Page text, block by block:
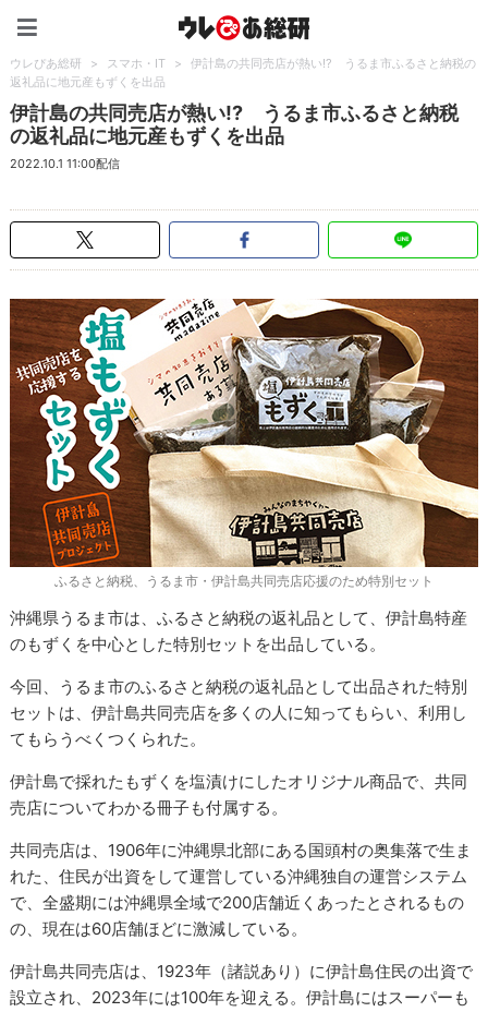
ウレぴあ総研 > スマホ・IT >
伊計島の共同売店が熱い!? うるま市ふるさと納税の
返礼品に地元産もずくを出品
伊計島の共同売店が熱い!? うるま市ふるさと納税
の返礼品に地元産もずくを出品
2022.10.1 11:00配信
ふるさと納税、うるま市・伊計島共同売店応援のため特別セット
沖縄県うるま市は、ふるさと納税の返礼品として、伊計島特産
のもずくを中心とした特別セットを出品している。
今回、うるま市のふるさと納税の返礼品として出品された特別
セットは、伊計島共同売店を多くの人に知ってもらい、利用し
てもらうべくつくられた。
伊計島で採れたもずくを塩漬けにしたオリジナル商品で、共同
売店についてわかる冊子も付属する。
共同売店は、1906年に沖縄県北部にある国頭村の奥集落で生ま
れた、住民が出資をして運営している沖縄独自の運営システム
で、全盛期には沖縄県全域で200店舗近くあったとされるもの
の、現在は60店舗ほどに激減している。
伊計島共同売店は、1923年（諸説あり）に伊計島住民の出資で
設立され、2023年には100年を迎える。伊計島にはスーパーも